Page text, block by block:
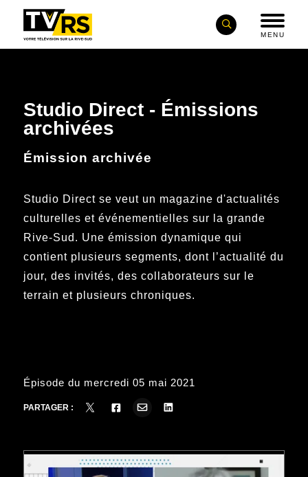
MENU
Studio Direct - Émissions
archivées
Émission archivée
Studio Direct se veut un magazine d'actualités
culturelles et événementielles sur la grande
Rive-Sud. Une émission dynamique qui
contient plusieurs segments, dont l’actualité du
jour, des invités, des collaborateurs sur le
terrain et plusieurs chroniques.
Épisode du mercredi 05 mai 2021
PARTAGER :